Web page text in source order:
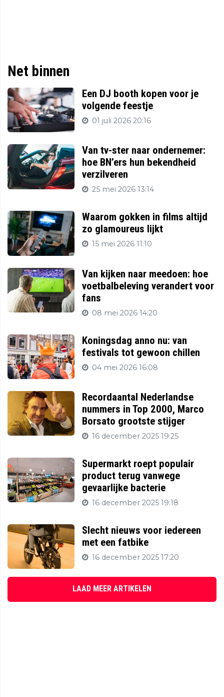
Net binnen
Een DJ booth kopen voor je
volgende feestje
01 juli 2026 20:16
Van tv-ster naar ondernemer:
hoe BN’ers hun bekendheid
verzilveren
25 mei 2026 13:14
Waarom gokken in films altijd
zo glamoureus lijkt
15 mei 2026 11:10
Van kijken naar meedoen: hoe
voetbalbeleving verandert voor
fans
08 mei 2026 14:20
Koningsdag anno nu: van
festivals tot gewoon chillen
04 mei 2026 16:08
Recordaantal Nederlandse
nummers in Top 2000, Marco
Borsato grootste stijger
16 december 2025 19:25
Supermarkt roept populair
product terug vanwege
gevaarlijke bacterie
16 december 2025 19:18
Slecht nieuws voor iedereen
met een fatbike
16 december 2025 17:20
LAAD MEER ARTIKELEN